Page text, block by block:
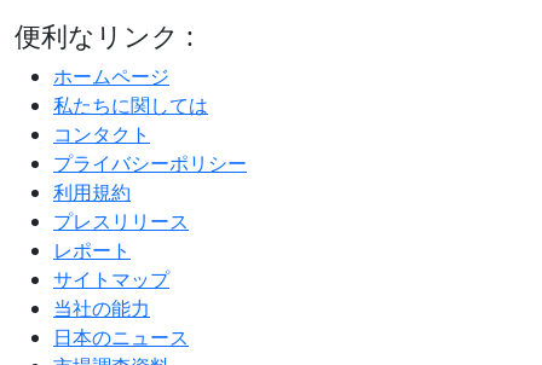
便利なリンク :
ホームページ
私たちに関しては
コンタクト
プライバシーポリシー
利用規約
プレスリリース
レポート
サイトマップ
当社の能力
日本のニュース